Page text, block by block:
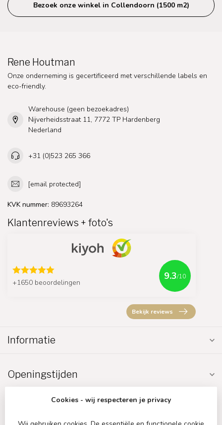
Bezoek onze winkel in Collendoorn (1500 m2)
Rene Houtman
Onze onderneming is gecertificeerd met verschillende labels en
eco-friendly.
Warehouse (geen bezoekadres)
Nijverheidsstraat 11, 7772 TP Hardenberg
Nederland
+31 (0)523 265 366
[email protected]
KVK nummer: 89693264
Klantenreviews + foto's
+1650 beoordelingen
9.3/10
Bekijk reviews
Informatie
Openingstijden
Cookies - wij respecteren je privacy